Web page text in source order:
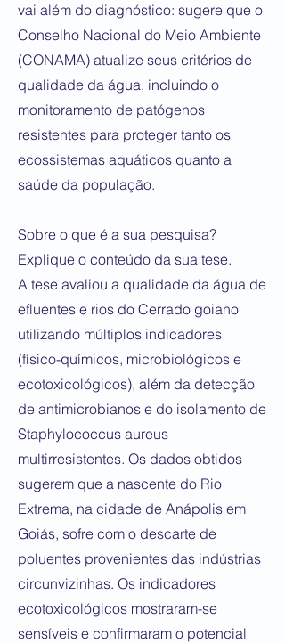
vai além do diagnóstico: sugere que o
Conselho Nacional do Meio Ambiente
(CONAMA) atualize seus critérios de
qualidade da água, incluindo o
monitoramento de patógenos
resistentes para proteger tanto os
ecossistemas aquáticos quanto a
saúde da população.
Sobre o que é a sua pesquisa?
Explique o conteúdo da sua tese.
A tese avaliou a qualidade da água de
efluentes e rios do Cerrado goiano
utilizando múltiplos indicadores
(físico-químicos, microbiológicos e
ecotoxicológicos), além da detecção
de antimicrobianos e do isolamento de
Staphylococcus aureus
multirresistentes. Os dados obtidos
sugerem que a nascente do Rio
Extrema, na cidade de Anápolis em
Goiás, sofre com o descarte de
poluentes provenientes das indústrias
circunvizinhas. Os indicadores
ecotoxicológicos mostraram-se
sensíveis e confirmaram o potencial